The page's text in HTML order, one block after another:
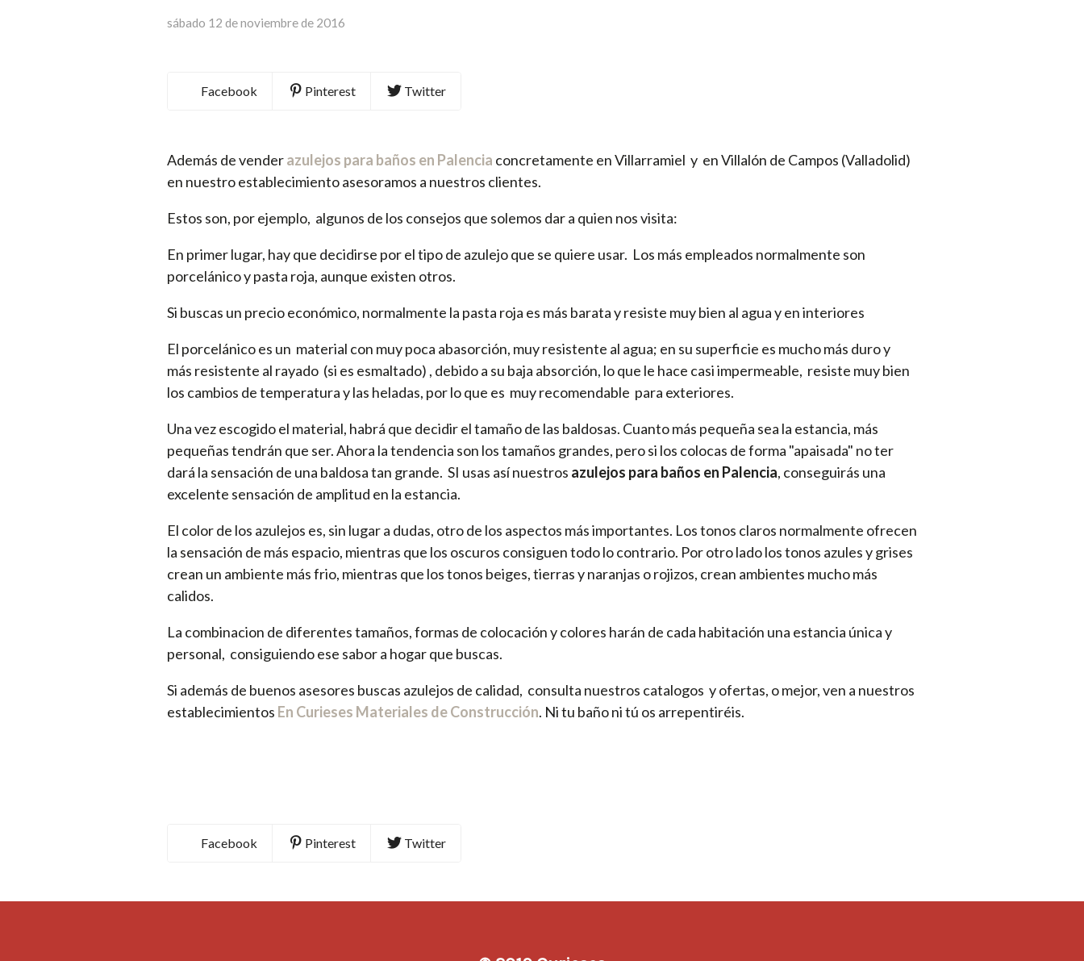
sábado 12 de noviembre de 2016
Facebook Pinterest Twitter
Además de venderazulejos para baños en Palencia concretamente en Villarramiel y en Villalón de Campos (Valladolid)
en nuestro establecimiento asesoramos a nuestros clientes.
Estos son, por ejemplo, algunos de los consejos que solemos dar a quien nos visita:
En primer lugar, hay que decidirse por el tipo de azulejo que se quiere usar. Los más empleados normalmente son
porcelánico y pasta roja, aunque existen otros.
Si buscas un precio económico, normalmente la pasta roja es más barata y resiste muy bien al agua y en interiores
El porcelánico es un material con muy poca abasorción, muy resistente al agua; en su superficie es mucho más duro y
más resistente al rayado (si es esmaltado) , debido a su baja absorción, lo que le hace casi impermeable, resiste muy bien
los cambios de temperatura y las heladas, por lo que es muy recomendable para exteriores.
Una vez escogido el material, habrá que decidir el tamaño de las baldosas. Cuanto más pequeña sea la estancia, más
pequeñas tendrán que ser. Ahora la tendencia son los tamaños grandes, pero si los colocas de forma "apaisada" no ter
dará la sensación de una baldosa tan grande. SI usas así nuestros azulejos para baños en Palencia, conseguirás una
excelente sensación de amplitud en la estancia.
El color de los azulejos es, sin lugar a dudas, otro de los aspectos más importantes. Los tonos claros normalmente ofrecen
la sensación de más espacio, mientras que los oscuros consiguen todo lo contrario. Por otro lado los tonos azules y grises
crean un ambiente más frio, mientras que los tonos beiges, tierras y naranjas o rojizos, crean ambientes mucho más
calidos.
La combinacion de diferentes tamaños, formas de colocación y colores harán de cada habitación una estancia única y
personal, consiguiendo ese sabor a hogar que buscas.
Si además de buenos asesores buscas azulejos de calidad, consulta nuestros catalogos y ofertas, o mejor, ven a nuestros
establecimientos En Curieses Materiales de Construcción. Ni tu baño ni tú os arrepentiréis.
Facebook Pinterest Twitter